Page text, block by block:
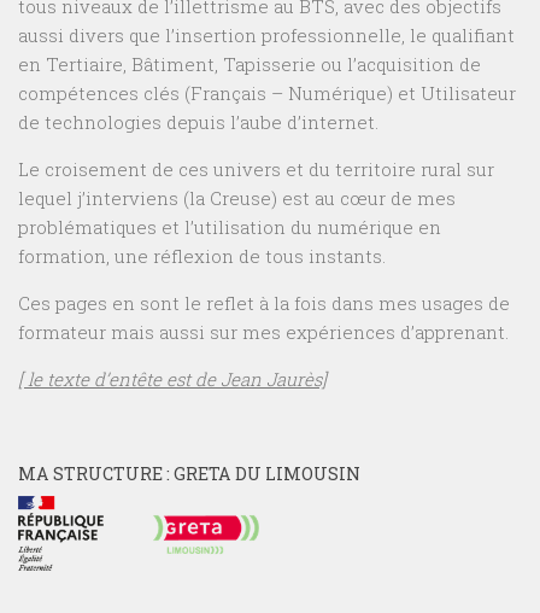
tous niveaux de l’illettrisme au BTS, avec des objectifs
aussi divers que l’insertion professionnelle, le qualifiant
en Tertiaire, Bâtiment, Tapisserie ou l’acquisition de
compétences clés (Français – Numérique) et Utilisateur
de technologies depuis l’aube d’internet.
Le croisement de ces univers et du territoire rural sur
lequel j’interviens (la Creuse) est au cœur de mes
problématiques et l’utilisation du numérique en
formation, une réflexion de tous instants.
Ces pages en sont le reflet à la fois dans mes usages de
formateur mais aussi sur mes expériences d’apprenant.
[ le texte d’entête est de Jean Jaurès]
MA STRUCTURE : GRETA DU LIMOUSIN